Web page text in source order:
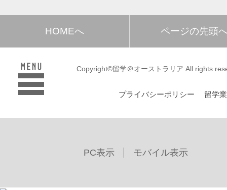
HOMEへ ページの先頭
Copyright©留学＠オーストラリア All rights
プライバシーポリシー 留学
PC表示 モバイル表示